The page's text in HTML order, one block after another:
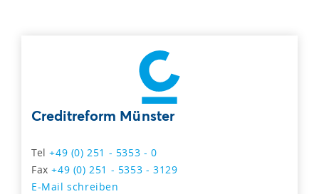
Creditreform Münster
Tel+49 (0) 251 - 5353 - 0
Fax+49 (0) 251 - 5353 - 3129
E-Mail schreiben